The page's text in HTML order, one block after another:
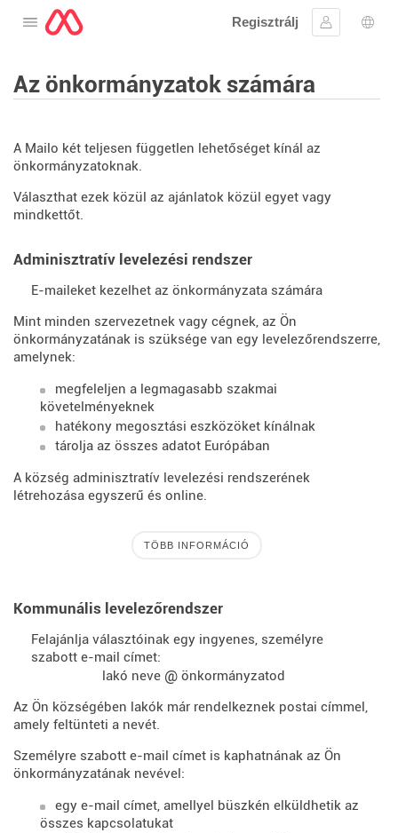
Nyissa meg a menüt
Regisztrálj
Az önkormányzatok számára
A Mailo két teljesen független lehetőséget kínál az
önkormányzatoknak.
Választhat ezek közül az ajánlatok közül egyet vagy
mindkettőt.
Adminisztratív levelezési rendszer
E-maileket kezelhet az önkormányzata számára
Mint minden szervezetnek vagy cégnek, az Ön
önkormányzatának is szüksége van egy levelezőrendszerre,
amelynek:
megfeleljen a legmagasabb szakmai
követelményeknek
hatékony megosztási eszközöket kínálnak
tárolja az összes adatot Európában
A község adminisztratív levelezési rendszerének
létrehozása egyszerű és online.
TÖBB INFORMÁCIÓ
Kommunális levelezőrendszer
Felajánlja választóinak egy ingyenes, személyre
szabott e-mail címet:
lakó neve @ önkormányzatod
Az Ön községében lakók már rendelkeznek postai címmel,
amely feltünteti a nevét.
Személyre szabott e-mail címet is kaphatnának az Ön
önkormányzatának nevével:
egy e-mail címet, amellyel büszkén elküldhetik az
összes kapcsolatukat